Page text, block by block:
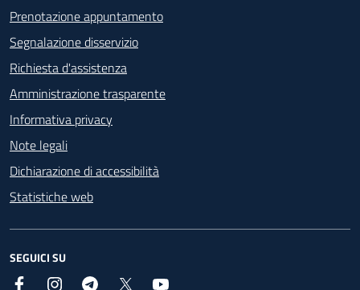
Prenotazione appuntamento
Segnalazione disservizio
Richiesta d'assistenza
Amministrazione trasparente
Informativa privacy
Note legali
Dichiarazione di accessibilità
Statistiche web
SEGUICI SU
Facebook InstagramTelegram